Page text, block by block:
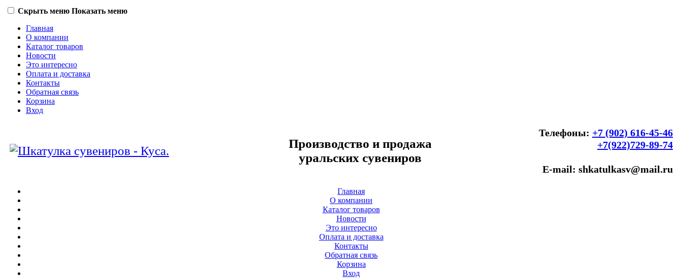
Скрыть меню Показать меню
Главная
О компании
Каталог товаров
Новости
Это интересно
Оплата и доставка
Контакты
Обратная связь
Корзина
Вход
Производство и продажа
уральских сувениров
Телефоны: +7 (902) 616-45-46
+7(922)729-89-74
E-mail: shkatulkasv@mail.ru
Главная
О компании
Каталог товаров
Новости
Это интересно
Оплата и доставка
Контакты
Обратная связь
Корзина
Вход